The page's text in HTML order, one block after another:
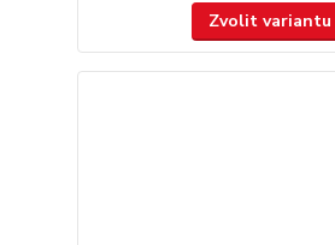
Zvolit variantu